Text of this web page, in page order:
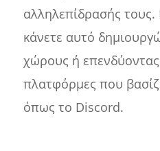
αλληλεπίδρασής
κάνετε αυτό
χώρους ή
πλατφόρμες που
όπως το Discord.